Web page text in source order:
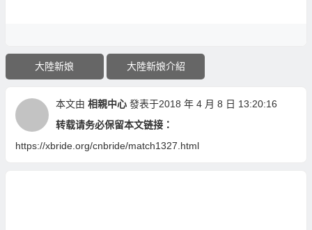
大陸新娘 大陸新娘介紹
本文由 相親中心 發表于2018 年 4 月 8 日 13:20:16
转载请务必保留本文链接：
https://xbride.org/cnbride/match1327.html